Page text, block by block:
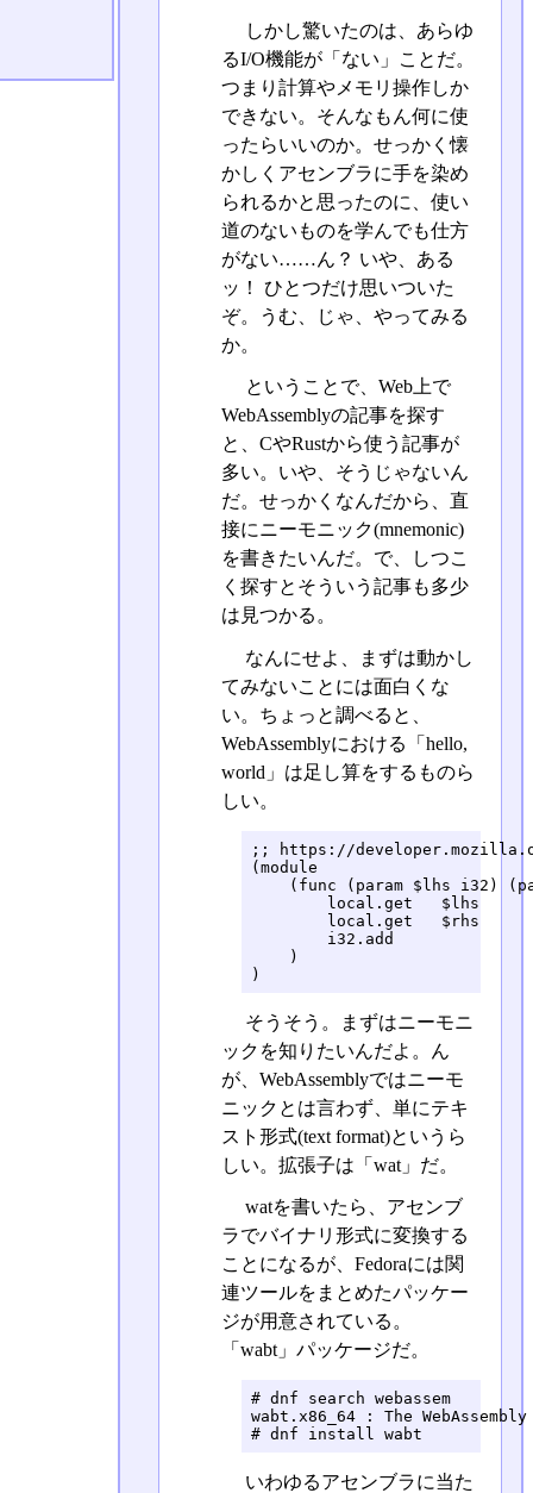
しかし驚いたのは、あらゆ
るI/O機能が「ない」ことだ。
つまり計算やメモリ操作しか
できない。そんなもん何に使
ったらいいのか。せっかく懐
かしくアセンブラに手を染め
られるかと思ったのに、使い
道のないものを学んでも仕方
がない……ん？ いや、ある
ッ！ ひとつだけ思いついた
ぞ。うむ、じゃ、やってみる
か。
ということで、Web上で
WebAssemblyの記事を探す
と、CやRustから使う記事が
多い。いや、そうじゃないん
だ。せっかくなんだから、直
接にニーモニック(mnemonic)
を書きたいんだ。で、しつこ
く探すとそういう記事も多少
は見つかる。
なんにせよ、まずは動かし
てみないことには面白くな
い。ちょっと調べると、
WebAssemblyにおける「hello,
world」は足し算をするものら
しい。
;; https://
(module
(func (param $lhs i32)
        local.get   $lhs
        local.get   $rhs
        i32.add
    )
)
そうそう。まずはニーモニ
ックを知りたいんだよ。ん
が、WebAssemblyではニーモ
ニックとは言わず、単にテキ
スト形式(text format)というら
しい。拡張子は「wat」だ。
watを書いたら、アセンブ
ラでバイナリ形式に変換する
ことになるが、Fedoraには関
連ツールをまとめたパッケー
ジが用意されている。
「wabt」パッケージだ。
# dnf search webassem
wabt.x86_64 : The
# dnf install wabt
いわゆるアセンブラに当た